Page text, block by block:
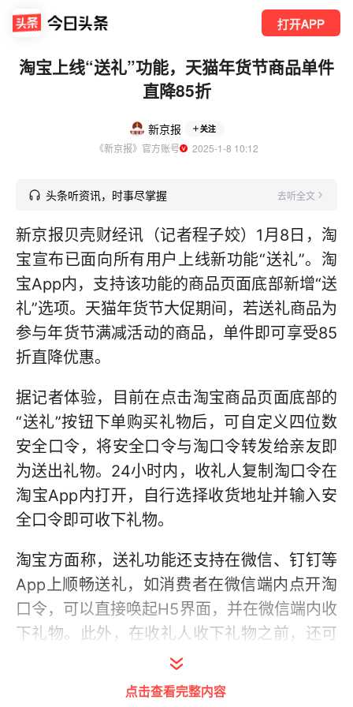
打开APP
淘宝上线“送礼”功能，天猫年货节商品单件
直降85折
新京报 关注
《新京报》官方账号
  2025-1-8 10:12
头条听资讯，时事尽掌握 去听全文
新京报贝壳财经讯（记者程子姣）1月8日，淘
宝宣布已面向所有用户上线新功能“送礼”。淘
宝App内，支持该功能的商品页面底部新增“送
礼”选项。天猫年货节大促期间，若送礼商品为
参与年货节满减活动的商品，单件即可享受85
折直降优惠。
据记者体验，目前在点击淘宝商品页面底部的
“送礼”按钮下单购买礼物后，可自定义四位数
安全口令，将安全口令与淘口令转发给亲友即
为送出礼物。24小时内，收礼人复制淘口令在
淘宝App内打开，自行选择收货地址并输入安
全口令即可收下礼物。
淘宝方面称，送礼功能还支持在微信、钉钉等
App上顺畅送礼，如消费者在微信端内点开淘
口令，可以直接唤起H5界面，并在微信端内收
下礼物。此外，在收礼人收下礼物之前，还可
自行更改同价格商品的不同规格。基于“淘口令
+安全口令”的形式，“送礼”行为不再局限于好
点击查看完整内容